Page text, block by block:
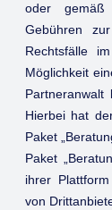
oder gemäß
Gebühren
Rechtsfälle
Möglichkeit
Partneranwalt
Hierbei hat
Paket
Paket
ihrer
von